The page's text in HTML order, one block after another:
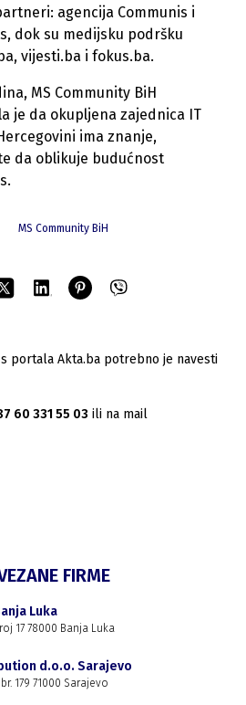
agencija Communis i
dok su medijsku podršku
vijesti.ba i fokus.ba.
MS Community BiH
je da okupljena zajednica IT
ima znanje,
da oblikuje budućnost
MS Community BiH
portala Akta.ba potrebno je navesti
60 331 55 03 ili na mail
FIRME
Luka
17 78000 Banja Luka
d.o.o. Sarajevo
179 71000 Sarajevo